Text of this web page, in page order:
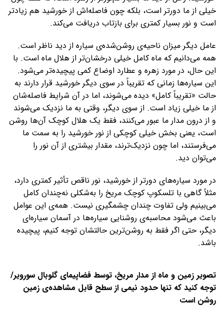
خیلی از ما دورتر است، بلکه چون فاصله‌اش از خورشید هم زیادتر
است و نور بسیار کمتری برای بازتاب دریافت می‌کند.
عامل دیگر میزان ناحیه‌ی روشن‌شده‌ی سیاره از دید ناظر است.
همه می‌دانیم که ماه کامل خیلی درخشان‌تر از هلال ماه است. با
این حال، در مورد زهره و عطارد اوضاع کمی پیچیده‌تر می‌شود.
این سیاره‌ها زمانی که تقریباً در سوی دیگر خورشید قرار دارند به
حالت «تقریباً کامل» دیده می‌شوند، اما در آن شرایط فاصله‌شان
از ما خیلی زیاد است. از سوی دیگر، وقتی به ما نزدیک می‌شوند
و از درون مدار ما عبور می‌کنند، فقط یک هلال کوچک آن‌ها روشن
است، یعنی بخش خیلی کوچکی از نور خورشید را به سمت ما
می‌فرستند، اما چون نزدیک‌ترند، مقدار بیشتری از آن نور را
می‌توان دید.
در مورد سیاره‌های دورتر از خورشید، نور ناقص تأثیر کمتری دارد،
مثلاً گاهی با تلسکوپ کوچک مریخ را به‌شکلی نه‌چندان کامل
می‌بینیم ولی تفاوت چندان چشمگیری نیست. همه‌ی این عوامل
باعث می‌شود محاسبه‌ی روشنایی سیاره‌ها در آسمان سیاره‌ای
دیگر، حتی اگر فقط به روشن‌ترین حالتشان توجه کنیم، پیچیده
باشد.
تصویر زمین و ماه از مدار مریخ، توسط فضاپیمای گلوبال سورویر/
توجه کنید که تنها حدود نیمی از سطح قابل مشاهده‌ی زمین
روشن است